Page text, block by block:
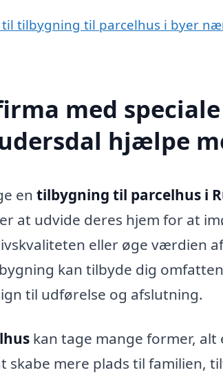
til tilbygning til parcelhus i byer
med
hjælpe
en tilbygning til parcelhus i
at udvide deres hjem for at
eller øge værdien
kan tilbyde dig
til udførelse og afslutning.
kan tage mange former,
skabe mere plads til familien,